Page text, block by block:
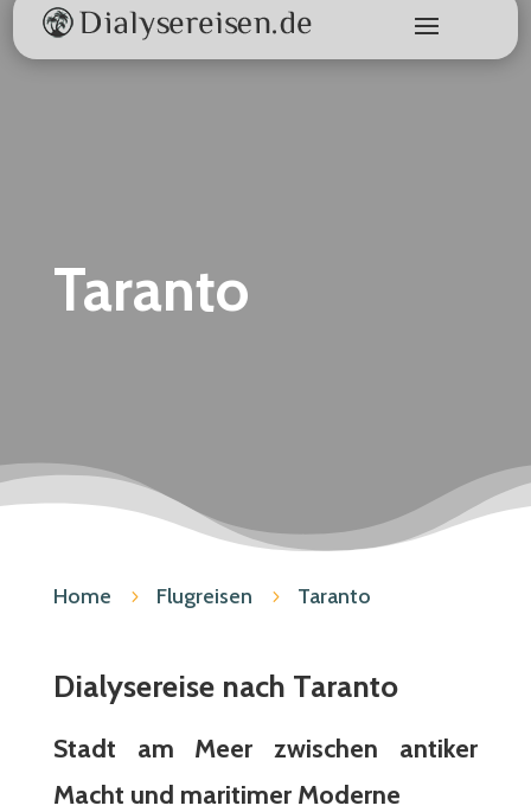
Taranto
Home 5 Flugreisen 5 Taranto
Dialysereise nach Taranto
Stadt am Meer zwischen antiker
Macht und maritimer Moderne